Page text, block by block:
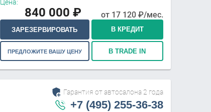
Цена:
840 000 ₽ от 17 120₽/мес.
ЗАРЕЗЕРВИРОВАТЬ В КРЕДИТ
ПРЕДЛОЖИТЕ ВАШУ ЦЕНУ В TRADE IN
Гарантия от автосалона 2 года
+7 (495) 255-36-38